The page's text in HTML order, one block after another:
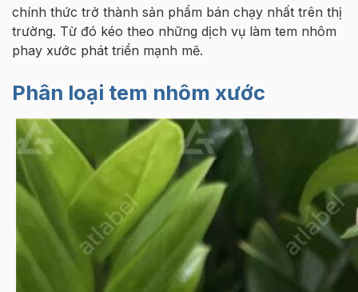
chính thức trở thành sản phẩm bán chạy nhất trên thị
trường. Từ đó kéo theo những dịch vụ làm tem nhôm
phay xước phát triển mạnh mẽ.
Phân loại tem nhôm xước